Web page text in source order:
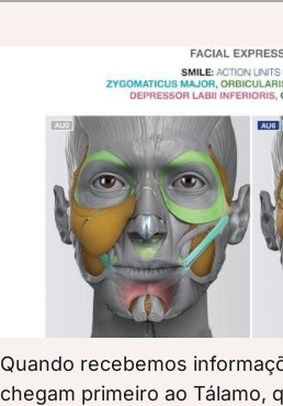
Quando recebemos
chegam primeiro ao Tálamo,